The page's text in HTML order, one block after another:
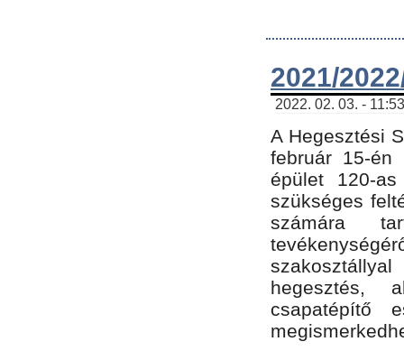
2021/
2022. 02. 03. -
A Hegesztési
február 15-
épület 120-
szükséges
számára
hegesztés,
csapatépítő